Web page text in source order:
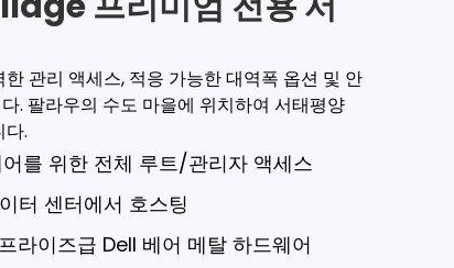
관리 액세스, 적응 가능한 대역폭 옵션 및 안
. 팔라우의 수도 마을에 위치하여 서태평양
.
를 위한 전체 루트/관리자 액세스
터 센터에서 호스팅
라이즈급 Dell 베어 메탈 하드웨어